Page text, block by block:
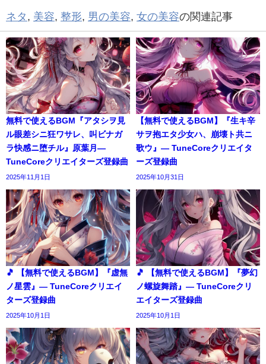
ネタ , 美容, 整形, 男の美容, 女の美容の関連記事
無料で使えるBGM『アタシヲ見
ル眼差シニ狂ワサレ、叫ビナガ
ラ快感ニ堕チル』原葉月―
TuneCoreクリエイターズ登録曲
2025年11月1日
【無料で使えるBGM】『生キ辛
サヲ抱エタ少女ハ、崩壊ト共ニ
歌ウ』― TuneCoreクリエイタ
ーズ登録曲
2025年10月31日
🎵 【無料で使えるBGM】『虚無
ノ星雲』― TuneCoreクリエイ
ターズ登録曲
2025年10月1日
🎵 【無料で使えるBGM】『夢幻
ノ螺旋舞踏』― TuneCoreクリ
エイターズ登録曲
2025年10月1日